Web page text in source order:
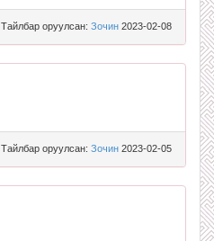
Тайлбар оруулсан: Зочин 2023-02-08
Тайлбар оруулсан: Зочин 2023-02-05